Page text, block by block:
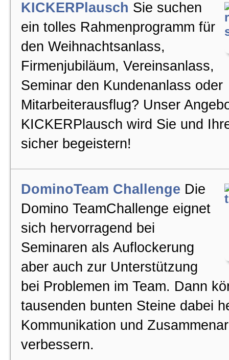
KICKERPlausch Sie suchen
ein tolles Rahmenprogramm für
den Weihnachtsanlass,
Firmenjubiläum, Vereinsanlass,
Seminar den Kundenanlass oder
Mitarbeiterausflug? Unser
KICKERPlausch wird Sie und
sicher begeistern!
DominoTeam Challenge Die
Domino TeamChallenge eignet
sich hervorragend bei
Seminaren als Auflockerung
aber auch zur Unterstützung
bei Problemen im Team. Dann
tausenden bunten Steine dabei
Kommunikation und
verbessern.